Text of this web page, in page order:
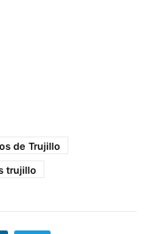
de Trujillo
trujillo